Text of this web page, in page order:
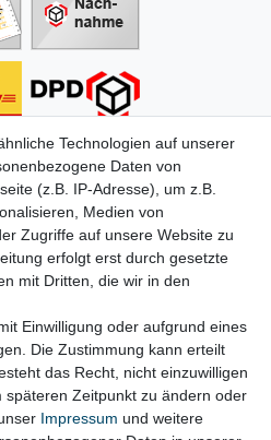
Technologien auf unserer
Daten von
(z.B. IP-Adresse), um z.B.
Medien von
Zugriffe auf unsere Website zu
erfolgt erst durch gesetzte
mit Dritten, die wir in den
Einwilligung oder aufgrund eines
Die Zustimmung kann erteilt
das Recht, nicht einzuwilligen
späteren Zeitpunkt zu ändern oder
Impressum und weitere